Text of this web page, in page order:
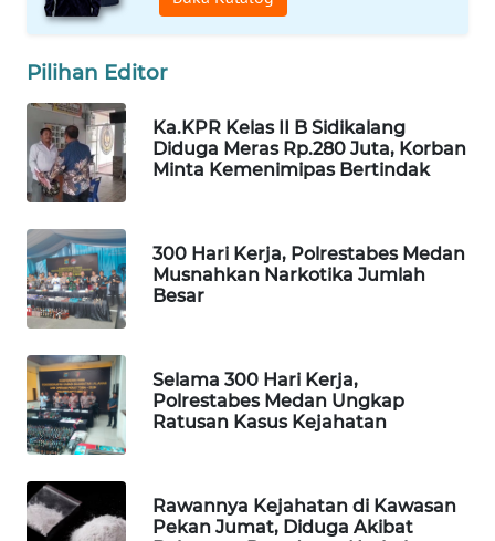
Pilihan Editor
Ka.KPR Kelas II B Sidikalang
Diduga Meras Rp.280 Juta, Korban
Minta Kemenimipas Bertindak
300 Hari Kerja, Polrestabes Medan
Musnahkan Narkotika Jumlah
Besar
Selama 300 Hari Kerja,
Polrestabes Medan Ungkap
Ratusan Kasus Kejahatan
Rawannya Kejahatan di Kawasan
Pekan Jumat, Diduga Akibat
WAHANA
WISATA
LAPAK
WAHANA
Network
KONSUMEN
LISTRIK
MASYARAKAT
KELISTRIKAN
WALINKI
ID